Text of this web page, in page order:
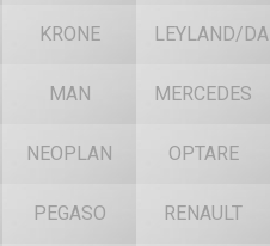
KRONE LEYLAND/
MAN MERCEDES
NEOPLAN OPTARE
PEGASO RENAULT